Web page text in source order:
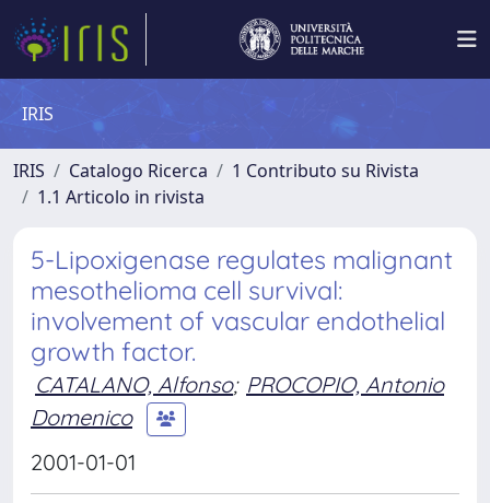
IRIS
IRIS Catalogo Ricerca
1 Contributo su Rivista
1.1 Articolo in rivista
5-Lipoxigenase regulates malignant
mesothelioma cell survival:
involvement of vascular endothelial
growth factor.
CATALANO, Alfonso; PROCOPIO, Antonio
Domenico
2001-01-01